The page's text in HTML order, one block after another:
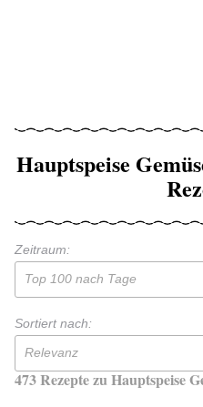
Hauptspeise
Zeitraum:
Top 100 nach Tage
Sortiert nach:
Relevanz
473 Rezepte zu Hauptspeise